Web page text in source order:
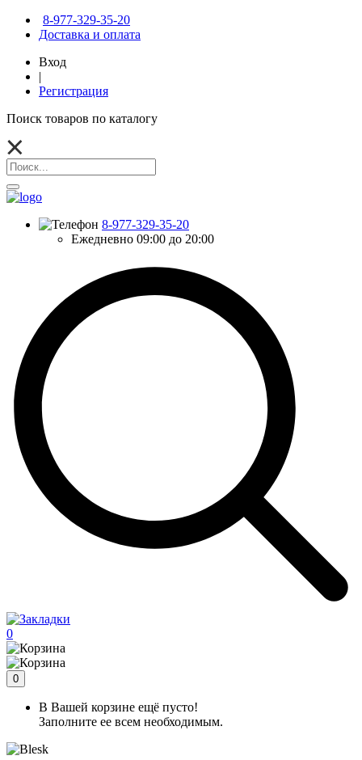
8-977-329-35-20
Доставка и оплата
Вход
|
Регистрация
Поиск товаров по каталогу
8-977-329-35-20
Ежедневно 09:00 до 20:00
0
0
В Вашей корзине ещё пусто!
Заполните ее всем необходимым.